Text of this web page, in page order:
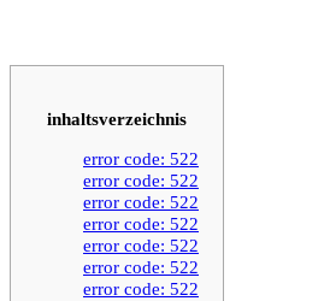
inhaltsverzeichnis
error code: 522
error code: 522
error code: 522
error code: 522
error code: 522
error code: 522
error code: 522